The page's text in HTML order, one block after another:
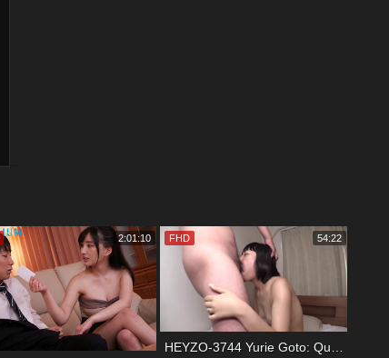
2:01:10 FHD 54:22